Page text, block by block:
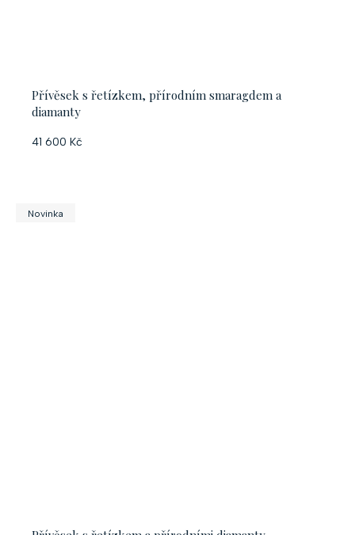
Přívěsek s řetízkem, přírodním smaragdem a
diamanty
41 600 Kč
Novinka